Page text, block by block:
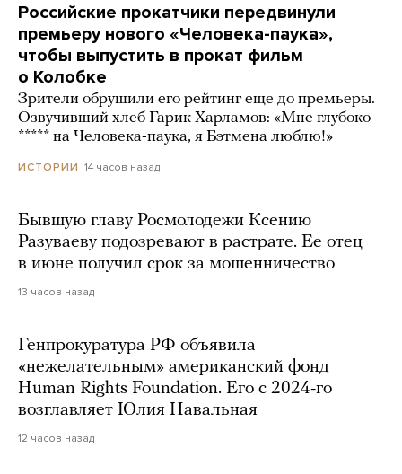
Российские прокатчики передвинули
премьеру нового «Человека-паука»,
чтобы выпустить в прокат фильм
о Колобке
Зрители обрушили его рейтинг еще до премьеры.
Озвучивший хлеб Гарик Харламов: «Мне глубоко
***** на Человека-паука, я Бэтмена люблю!»
ИСТОРИИ 14 часов назад
Бывшую главу Росмолодежи Ксению
Разуваеву подозревают в растрате. Ее отец
в июне получил срок за мошенничество
13 часов назад
Генпрокуратура РФ объявила
«нежелательным» американский фонд
Human Rights Foundation. Его с 2024-го
возглавляет Юлия Навальная
12 часов назад